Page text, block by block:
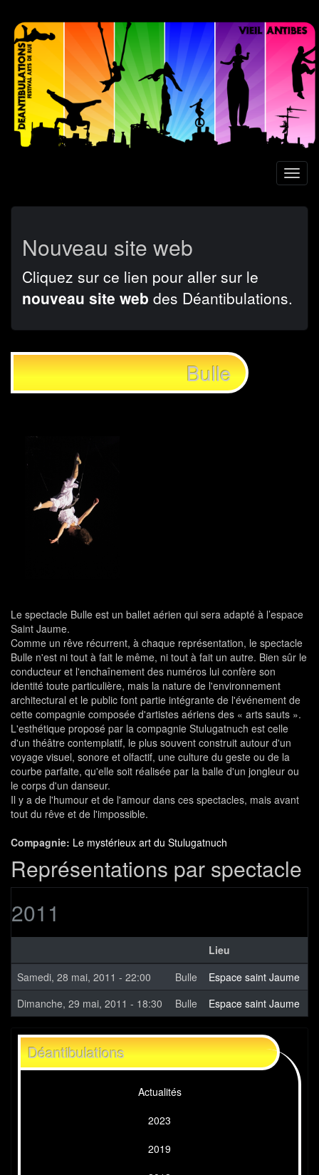
Aller
contenu
principal
Nouveau site web
Cliquez sur ce lien pour aller sur le
nouveau site web des Déantibulations.
Bulle
Le spectacle Bulle est un ballet aérien qui sera adapté à l’espace
Saint Jaume.
Comme un rêve récurrent, à chaque représentation, le spectacle
Bulle n'est ni tout à fait le même, ni tout à fait un autre. Bien sûr le
conducteur et l'enchaînement des numéros lui confère son
identité toute particulière, mais la nature de l'environnement
architectural et le public font partie intégrante de l'événement de
cette compagnie composée d'artistes aériens des « arts sauts ».
L'esthétique proposé par la compagnie Stulugatnuch est celle
d'un théâtre contemplatif, le plus souvent construit autour d'un
voyage visuel, sonore et olfactif, une culture du geste ou de la
courbe parfaite, qu'elle soit réalisée par la balle d'un jongleur ou
le corps d'un danseur.
Il y a de l'humour et de l'amour dans ces spectacles, mais avant
tout du rêve et de l'impossible.
Compagnie: Le mystérieux art du Stulugatnuch
Représentations par spectacle
2011
Lieu
Samedi, 28 mai, 2011 - 22:00
Bulle
Espace saint Jaume
Dimanche, 29 mai, 2011 - 18:30
Bulle Espace saint Jaume
Déantibulations
Actualités
2023
2019